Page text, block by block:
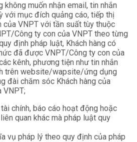
không muốn nhận email, tin nhắn
với mục đích quảng cáo, tiếp thị
của VNPT với tần suất tùy thuộc
Công ty con của VNPT theo từng
định pháp luật, Khách hàng có
đã được VNPT/Công ty con của
kênh, phương tiện như tin nhắn
trên website/wapsite/ứng dụng
đài chăm sóc Khách hàng của
VNPT;
chính, báo cáo hoạt động hoặc
quan khác mà pháp luật quy
vụ pháp lý theo quy định của pháp